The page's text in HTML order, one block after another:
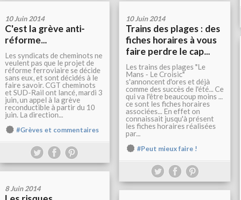
10 Juin 2014
C'est la grève anti-
réforme...
Les syndicats de cheminots ne
veulent pas que le projet de
réforme ferroviaire se décide
sans eux, et sont décidés à le
faire savoir. CGT cheminots
et SUD-Rail ont lancé, mardi 3
juin, un appel à la grève
reconductible à partir du 10
juin. La direction...
#Grèves et commentaires
10 Juin 2014
Trains des plages : des
fiches horaires à vous
faire perdre le cap...
Les trains des plages "Le
Mans - Le Croisic"
s'annoncent d'ores et déjà
comme des succès de l'été... Ce
qui va l'être beaucoup moins ...
ce sont les fiches horaires
associées... En effet on
connaissait jusqu'à présent
les fiches horaires réalisées
par...
#Peut mieux faire !
8 Juin 2014